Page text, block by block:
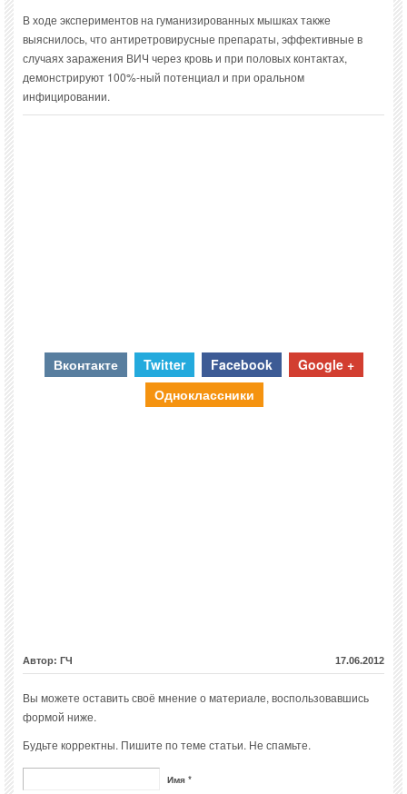
В ходе экспериментов на гуманизированных мышках также
выяснилось, что антиретровирусные препараты, эффективные в
случаях заражения ВИЧ через кровь и при половых контактах,
демонстрируют 100%-ный потенциал и при оральном
инфицировании.
Вконтакте Twitter Facebook
Google +
Одноклассники
Автор: ГЧ 17.06.2012
Вы можете оставить своё мнение о материале, воспользовавшись
формой ниже.
Будьте корректны. Пишите по теме статьи. Не спамьте.
Имя *